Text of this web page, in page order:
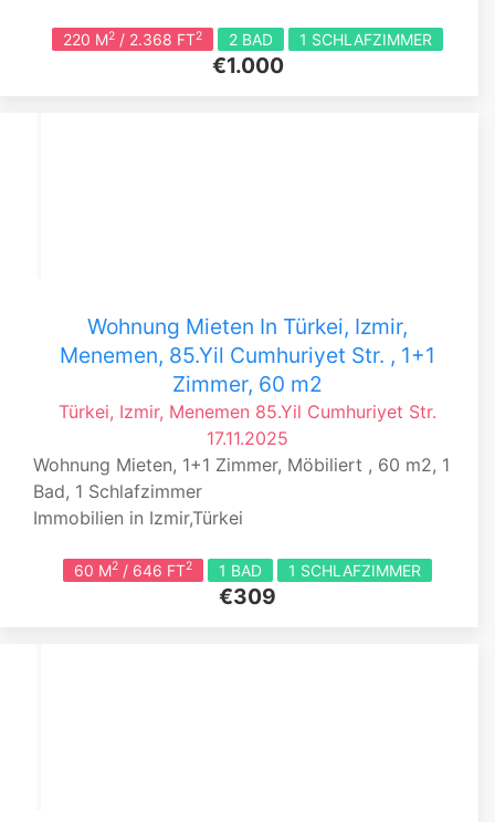
220 M2 / 2.368 FT2 2 BAD 1 SCHLAFZIMMER
€1.000
Wohnung Mieten In Türkei, Izmir,
Menemen, 85.Yil Cumhuriyet Str. , 1+1
Zimmer, 60 m2
Türkei, Izmir, Menemen 85.Yil Cumhuriyet Str.
17.11.2025
Wohnung Mieten, 1+1 Zimmer, Möbiliert , 60 m2, 1
Bad, 1 Schlafzimmer
Immobilien in Izmir,Türkei
60 M2 / 646 FT2 1 BAD 1 SCHLAFZIMMER
€309